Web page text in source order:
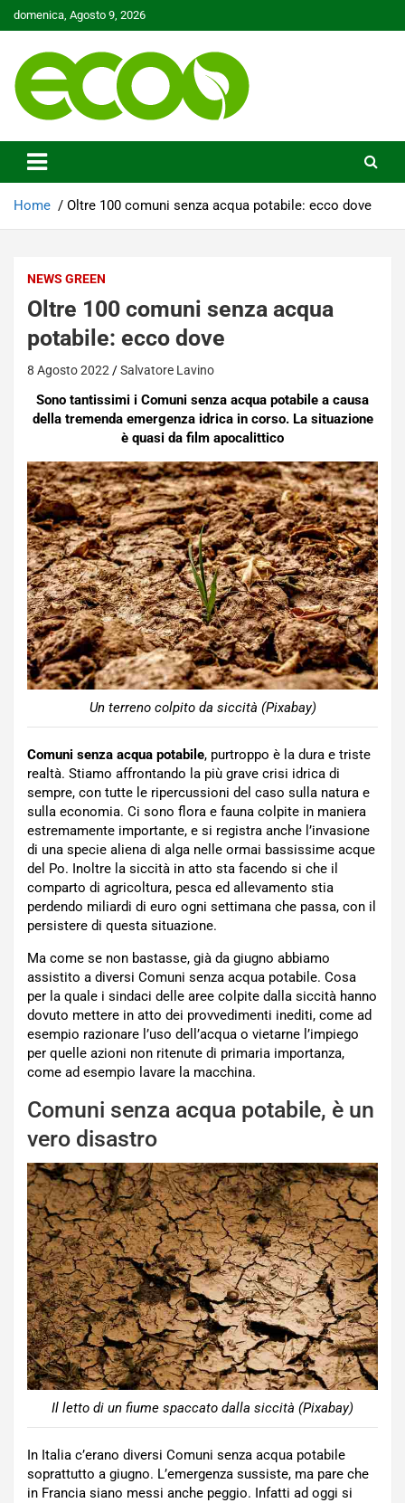
Skip
to
domenica, Agosto 9, 2026
Ecoo.it
Home Oltre 100 comuni senza acqua potabile: ecco dove
NEWS GREEN
Oltre 100 comuni senza acqua
potabile: ecco dove
8 Agosto 2022 Salvatore Lavino
Sono tantissimi i Comuni senza acqua potabile a causa
della tremenda emergenza idrica in corso. La situazione
è quasi da film apocalittico
Un terreno colpito da siccità (Pixabay)
Comuni senza acqua potabile, purtroppo è la dura e triste
realtà. Stiamo affrontando la più grave crisi idrica di
sempre, con tutte le ripercussioni del caso sulla natura e
sulla economia. Ci sono flora e fauna colpite in maniera
estremamente importante, e si registra anche l’invasione
di una specie aliena di alga nelle ormai bassissime acque
del Po. Inoltre la siccità in atto sta facendo si che il
comparto di agricoltura, pesca ed allevamento stia
perdendo miliardi di euro ogni settimana che passa, con il
persistere di questa situazione.
Ma come se non bastasse, già da giugno abbiamo
assistito a diversi Comuni senza acqua potabile. Cosa
per la quale i sindaci delle aree colpite dalla siccità hanno
dovuto mettere in atto dei provvedimenti inediti, come ad
esempio razionare l’uso dell’acqua o vietarne l’impiego
per quelle azioni non ritenute di primaria importanza,
come ad esempio lavare la macchina.
Comuni senza acqua potabile, è un
vero disastro
Il letto di un fiume spaccato dalla siccità (Pixabay)
In Italia c’erano diversi Comuni senza acqua potabile
soprattutto a giugno. L’emergenza sussiste, ma pare che
in Francia siano messi anche peggio. Infatti ad oggi si